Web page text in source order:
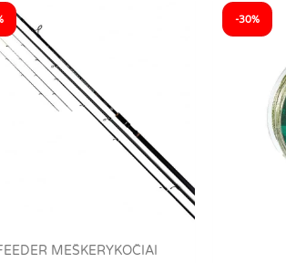
MEŠKERYKOČIAI
-30%